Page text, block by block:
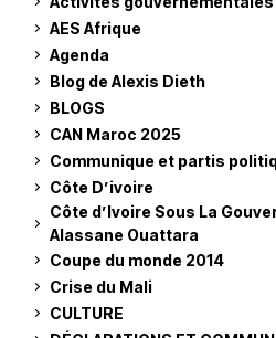
AES Afrique
Agenda
Blog de Alexis Dieth
BLOGS
CAN Maroc 2025
Communique et partis
Côte D’ivoire
Côte d’Ivoire Sous La
Alassane Ouattara
Coupe du monde 2014
Crise du Mali
CULTURE